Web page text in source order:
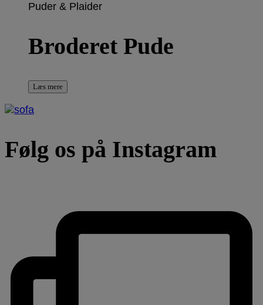
Puder & Plaider
Broderet Pude
Læs mere
Følg os på Instagram